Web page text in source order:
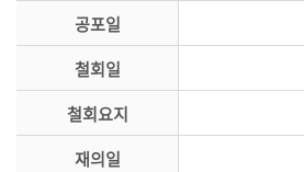
공포일
철회일
철회요지
재의일